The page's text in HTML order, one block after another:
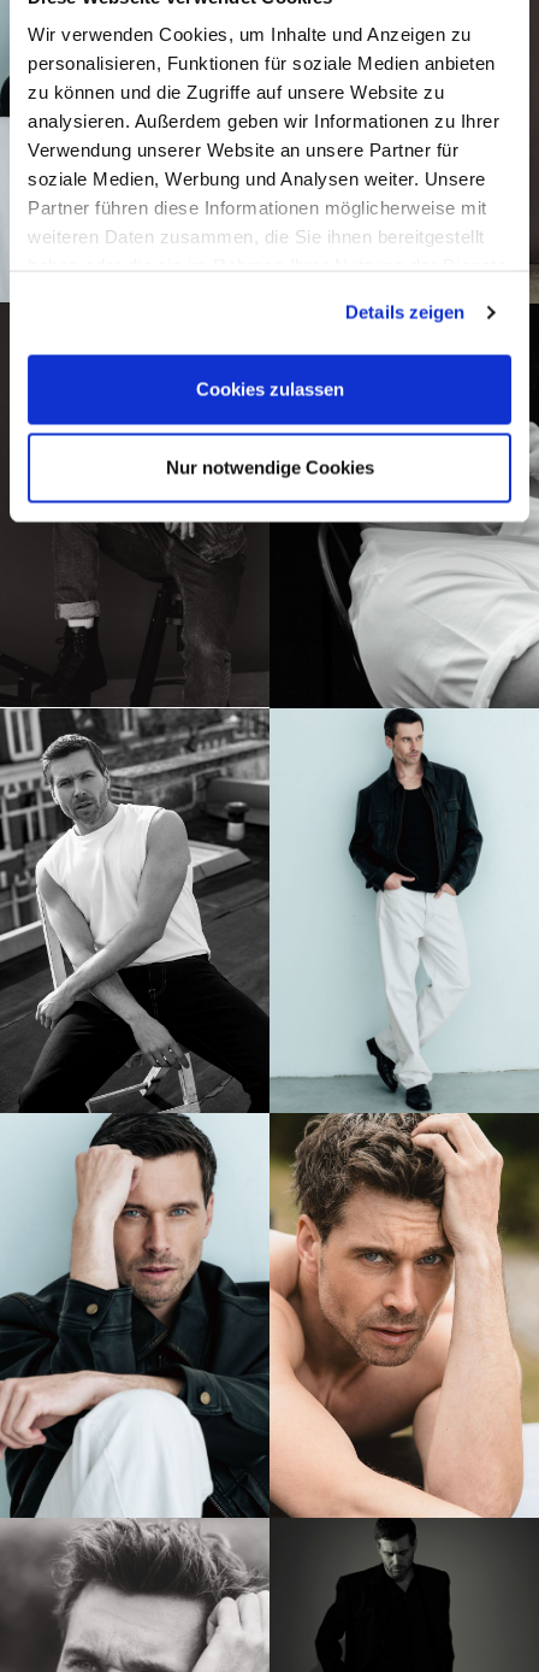
Wir verwenden Cookies, um Inhalte und Anzeigen zu
personalisieren, Funktionen für soziale Medien anbieten
zu können und die Zugriffe auf unsere Website zu
analysieren. Außerdem geben wir Informationen zu Ihrer
Verwendung unserer Website an unsere Partner für
soziale Medien, Werbung und Analysen weiter. Unsere
Partner führen diese Informationen möglicherweise mit
weiteren Daten zusammen, die Sie ihnen bereitgestellt
Details zeigen
Cookies zulassen
Nur notwendige Cookies